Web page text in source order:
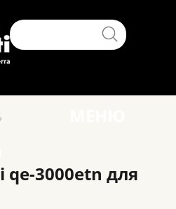
3000etn для